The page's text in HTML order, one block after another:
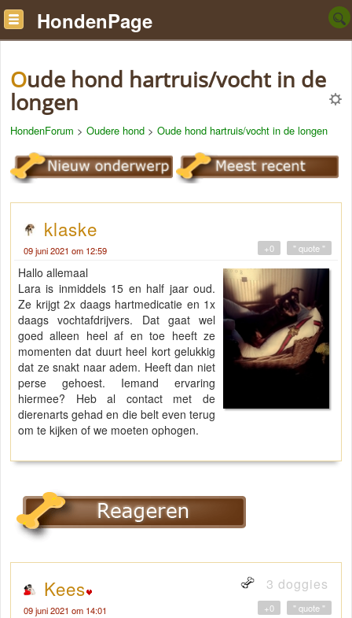
HondenPage
Oude hond hartruis/vocht in de
longen
HondenForum > Oudere hond > Oude hond hartruis/vocht in de longen
klaske
09 juni 2021 om 12:59 " quote "
+0
Hallo allemaal
Lara is inmiddels 15 en half jaar oud.
Ze krijgt 2x daags hartmedicatie en 1x
daags vochtafdrijvers. Dat gaat wel
goed alleen heel af en toe heeft ze
momenten dat duurt heel kort gelukkig
dat ze snakt naar adem. Heeft dan niet
perse gehoest. Iemand ervaring
hiermee? Heb al contact met de
dierenarts gehad en die belt even terug
om te kijken of we moeten ophogen.
Kees 3 doggies
09 juni 2021 om 14:01 " quote "
+0